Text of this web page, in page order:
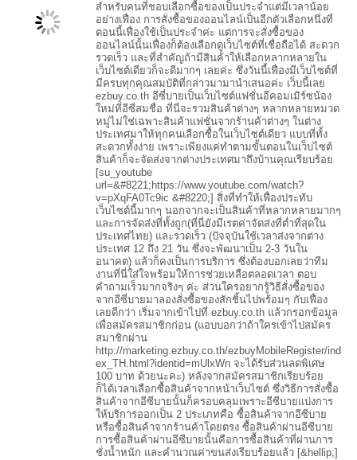
สำหรับคนที่ชอบเลือกซื้อของเป็นประจำแต่มีเวลาน้อย
อย่างเฟื่อง การสั่งซื้อของออนไลน์เป็นอีกตัวเลือกหนึ่งที่
ตอนนี้เฟื่องใช้เป็นประจำค่ะ แต่การจะสั่งซื้อของ
ออนไลน์นั้นเฟื่องก็ต้องเลือกดูเว็บไซต์ที่เชื่อถือได้ สะดวก
รวดเร็ว และที่สำคัญถ้ามีสินค้าให้เลือกหลากหลายใน
เว็บไซต์เดียวก็จะดีมากๆ เลยค่ะ ซึ่งวันนี้เฟื่องมีเว็บไซต์ที่
มีครบทุกคุณสมบัติที่กล่าวมามานำเสนอค่ะ เว็บนี้เลย
ezbuy.co.th อีซี่บายเป็นเว็บไซต์แฟชั่นอีคอมเมิร์ซน้อง
ใหม่ที่อีซี่สมชื่อ ที่นี่จะรวมสินค้าต่างๆ หลากหลายหมวด
หมู่ไม่ใช่เฉพาะสินค้าแฟชั่นจากร้านค้าต่างๆ ในต่าง
ประเทศมาให้ทุกคนเลือกซื้อในเว็บไซต์เดียว แบบที่ทั้ง
สะดวกทั้งง่าย เพราะเพียงแค่ทำตามขั้นตอนในเว็บไซต์
สินค้าก็จะจัดส่งจากต่างประเทศมาถึงบ้านคุณเรียบร้อย
[su_youtube
url=&#8221;https://www.youtube.com/watch?
v=pXqFA0Tc9ic &#8220;] สิ่งที่ทำให้เฟื่องประทับ
เว็บไซต์นี้มากๆ นอกจากจะเป็นสินค้าที่หลากหลายมากๆ
และการจัดส่งที่ทั้งถูก(ที่นี่ยังมีเรตค่าจัดส่งที่ต่ำที่สุดใน
ประเทศไทย) และรวดเร็ว (ปัจจุบันใช้เวลาส่งจากต่าง
ประเทศ 12 ถึง 21 วัน ซึ่งจะพัฒนาเป็น 2-3 วันใน
อนาคต) แล้วก็คงเป็นการบริการ ซึ่งต้องบอกเลยว่าทีม
งานที่นี่ใส่ใจพร้อมให้การช่วยเหลือตลอดเวลา ตอบ
คำถามเร็วมากจริงๆ ค่ะ ส่วนใครอยากรู้วิธีสั่งซื้อของ
จากอีซี่บายมาลองสั่งซื้อของสักชิ้นไปพร้อมๆ กับเฟื่อง
เลยดีกว่า เริ่มจากเข้าไปที่ ezbuy.co.th แล้วกรอกข้อมูล
เพื่อสมัครสมาชิกก่อน (แอบบอกว่าถ้าใครเข้าไปสมัคร
สมาชิกผ่าน
http://marketing.ezbuy.co.th/ezbuyMobileRegister/ind
ex_TH.html?identid=mUlxWn จะได้รับส่วนลดพิเศษ
100 บาท ด้วยนะคะ) หลังจากสมัครสมาชิกเรียบร้อย
ก็ได้เวลาเลือกซื้อสินค้าจากหน้าเว็บไซต์ ซึ่งวิธีการสั่งซื้อ
สินค้าจากอีซีบายนั้นก็ครอบคลุมเพราะอีซีบายแบ่งการ
ให้บริการออกเป็น 2 ประเภทคือ ซื้อสินค้าจากอีซีบาย
หรือซื้อสินค้าจากร้านค้าโดยตรง ซื้อสินค้าผ่านอีซีบาย
การซื้อสินค้าผ่านอีซีบายนั้นคือการซื้อสินค้าที่ผ่านการ
ชั่งน้ำหนัก และคำนวณค่าขนส่งเรียบร้อยแล้ว [&hellip;]